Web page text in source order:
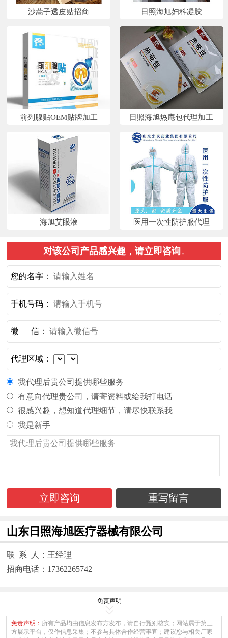
沙蒿子透皮贴招商 日照海旭妇科凝胶
前列腺贴OEM贴牌加工 日照海旭热庵包代理加工
海旭艾眼液 医用一次性防护服代理
对该公司产品感兴趣，请立即咨询↓
您的名字：
手机号码：
微 信：
代理区域：
我代理后贵公司提供哪些服务
有意向代理贵公司，请寄资料或给我打电话
很感兴趣，想知道代理细节，请尽快联系我
我是新手
立即咨询 重写留言
山东日照海旭医疗器械有限公司
联 系 人：王经理
招商电话：17362265742
免责声明
免责声明： 所有产品均由信息发布方发布，请自行甄别核实；网站属于第三
方展示平台，仅作信息采集；不参与具体合作经营事宜；建议您与相关厂家